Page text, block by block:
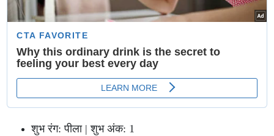
शुभ रंग: पीला | शुभ अंक: 1